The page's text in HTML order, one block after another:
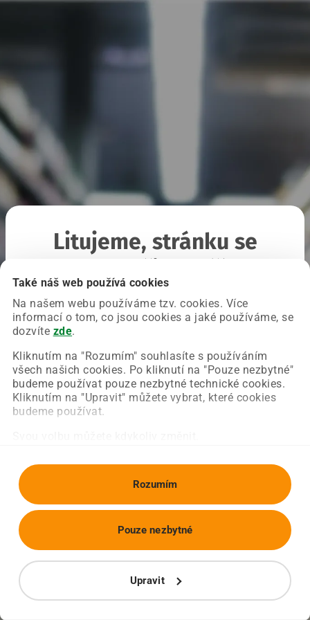
Také náš web používá cookies
Na našem webu používáme tzv. cookies. Více
informací o tom, co jsou cookies a jaké používáme, se
dozvíte zde.
Kliknutím na "Rozumím" souhlasíte s používáním
všech našich cookies. Po kliknutí na "Pouze nezbytné"
budeme používat pouze nezbytné technické cookies.
Kliknutím na "Upravit" můžete vybrat, které cookies
budeme používat.
Rozumím
Upravit
Pouze nezbytné
Litujeme, stránku se
Chyba nastala na naší straně a už ji opravujeme.
Zkuste prosím znovu načíst požadovanou stránku.
Obnovit stránku Úvodní strana